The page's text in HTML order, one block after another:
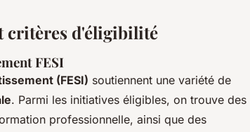
critères d'éligibilité
FESI
(FESI) soutiennent une variété de
. Parmi les initiatives éligibles, on trouve des
professionnelle, ainsi que des